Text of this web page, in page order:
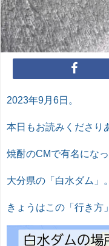
2023年9月6日。
本日もお読みくださり
焼酎のCMで有名にな
大分県の「白水ダム」。
きょうはこの「行き方